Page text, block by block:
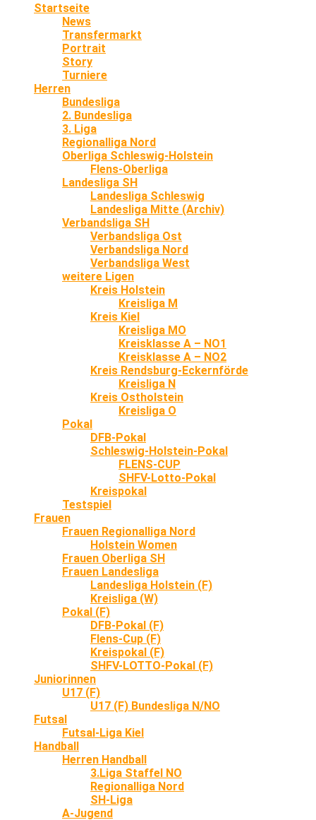
Startseite
News
Transfermarkt
Portrait
Story
Turniere
Herren
Bundesliga
2. Bundesliga
3. Liga
Regionalliga Nord
Oberliga Schleswig-Holstein
Flens-Oberliga
Landesliga SH
Landesliga Schleswig
Landesliga Mitte (Archiv)
Verbandsliga SH
Verbandsliga Ost
Verbandsliga Nord
Verbandsliga West
weitere Ligen
Kreis Holstein
Kreisliga M
Kreis Kiel
Kreisliga MO
Kreisklasse A – NO1
Kreisklasse A – NO2
Kreis Rendsburg-Eckernförde
Kreisliga N
Kreis Ostholstein
Kreisliga O
Pokal
DFB-Pokal
Schleswig-Holstein-Pokal
FLENS-CUP
SHFV-Lotto-Pokal
Kreispokal
Testspiel
Frauen
Frauen Regionalliga Nord
Holstein Women
Frauen Oberliga SH
Frauen Landesliga
Landesliga Holstein (F)
Kreisliga (W)
Pokal (F)
DFB-Pokal (F)
Flens-Cup (F)
Kreispokal (F)
SHFV-LOTTO-Pokal (F)
Juniorinnen
U17 (F)
U17 (F) Bundesliga N/NO
Futsal
Futsal-Liga Kiel
Handball
Herren Handball
3.Liga Staffel NO
Regionalliga Nord
SH-Liga
A-Jugend